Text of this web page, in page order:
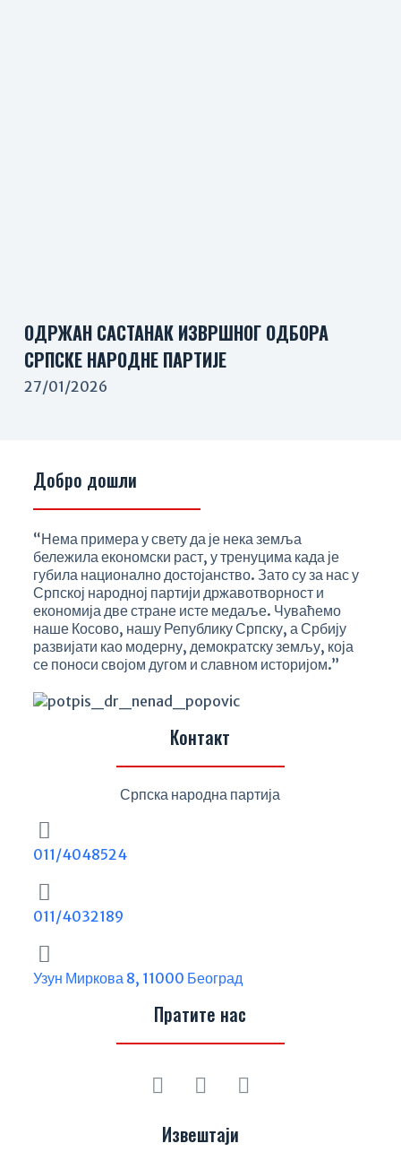
ОДРЖАН САСТАНАК ИЗВРШНОГ ОДБОРА
СРПСКЕ НАРОДНЕ ПАРТИЈЕ
27/01/2026
Добро дошли
“Нема примера у свету да је нека земља
бележила економски раст, у тренуцима када је
губила национално достојанство. Зато су за нас у
Српској народној партији државотворност и
економија две стране исте медаље. Чуваћемо
наше Косово, нашу Републику Српску, а Србију
развијати као модерну, демократску земљу, која
се поноси својом дугом и славном историјом.”
Контакт
Српска народна партија
011/4048524
011/4032189
Узун Миркова 8, 11000 Београд
Пратите нас
Извештаји